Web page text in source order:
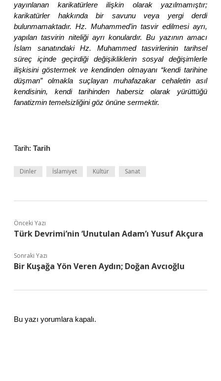
yayınlanan karikatürlere ilişkin olarak yazılmamıştır;
karikatürler hakkında bir savunu veya yergi derdi
bulunmamaktadır. Hz. Muhammed’in tasvir edilmesi ayrı,
yapılan tasvirin niteliği ayrı konulardır. Bu yazının amacı
İslam sanatındaki Hz. Muhammed tasvirlerinin tarihsel
süreç içinde geçirdiği değişikliklerin sosyal değişimlerle
ilişkisini göstermek ve kendinden olmayanı “kendi tarihine
düşman” olmakla suçlayan muhafazakar cehaletin asıl
kendisinin, kendi tarihinden habersiz olarak yürüttüğü
fanatizmin temelsizliğini göz önüne sermektir.
Tarih: Tarih
Dinler İslamiyet Kültür Sanat
Önceki Yazı
Türk Devrimi’nin ‘Unutulan Adam’ı Yusuf Akçura
Sonraki Yazı
Bir Kuşağa Yön Veren Aydın; Doğan Avcıoğlu
Bu yazı yorumlara kapalı.